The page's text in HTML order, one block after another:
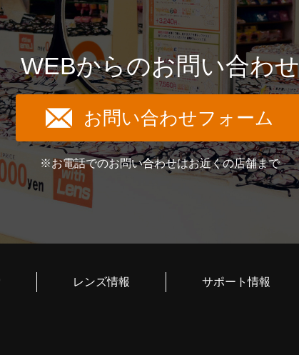
WEBからのお問い合わせ
お問い合わせフォーム
※お電話でのお問い合わせはお近くの店舗まで
レンズ情報 サポート情報